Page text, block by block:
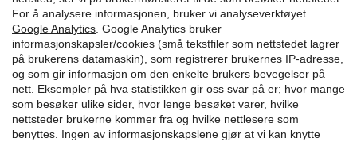
For å analysere informasjonen, bruker vi analyseverktøyet
Google Analytics. Google Analytics bruker
informasjonskapsler/cookies (små tekstfiler som nettstedet lagrer
på brukerens datamaskin), som registrerer brukernes IP-adresse,
og som gir informasjon om den enkelte brukers bevegelser på
nett. Eksempler på hva statistikken gir oss svar på er; hvor mange
som besøker ulike sider, hvor lenge besøket varer, hvilke
nettsteder brukerne kommer fra og hvilke nettlesere som
benyttes. Ingen av informasjonskapslene gjør at vi kan knytte